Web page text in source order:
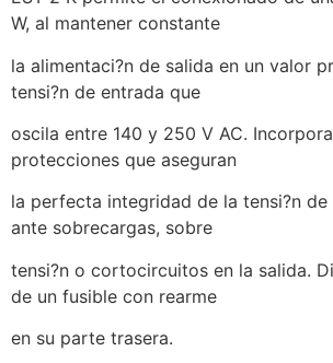
W, al mantener constante
la alimentaci?n de salida en un valor
tensi?n de entrada que
oscila entre 140 y 250 V AC.
protecciones que aseguran
la perfecta integridad de la tensi?n
ante sobrecargas, sobre
tensi?n o cortocircuitos en la salida.
de un fusible con rearme
en su parte trasera.